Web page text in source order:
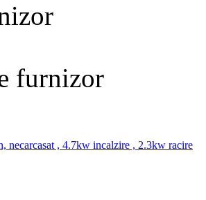
furnizor
necarcasat , 4.7kw incalzire , 2.3kw racire